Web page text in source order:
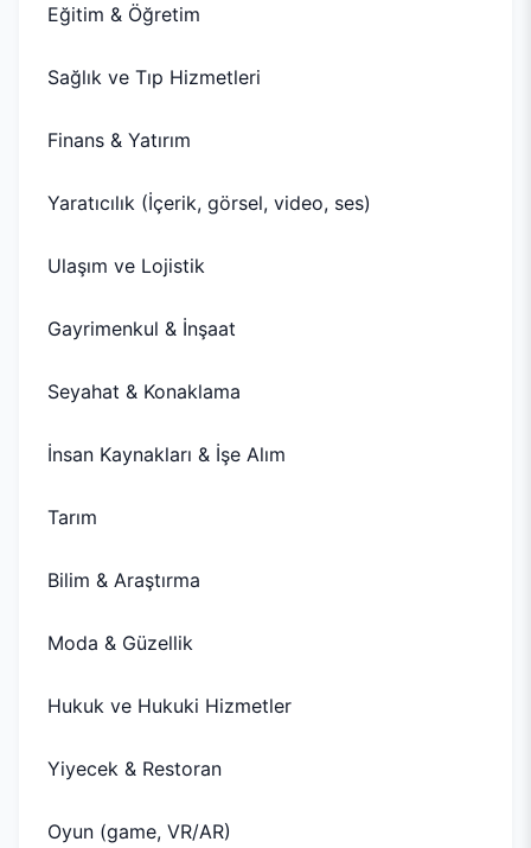
Eğitim & Öğretim
Sağlık ve Tıp Hizmetleri
Finans & Yatırım
Yaratıcılık (İçerik, görsel, video, ses)
Ulaşım ve Lojistik
Gayrimenkul & İnşaat
Seyahat & Konaklama
İnsan Kaynakları & İşe Alım
Tarım
Bilim & Araştırma
Moda & Güzellik
Hukuk ve Hukuki Hizmetler
Yiyecek & Restoran
Oyun (game, VR/AR)